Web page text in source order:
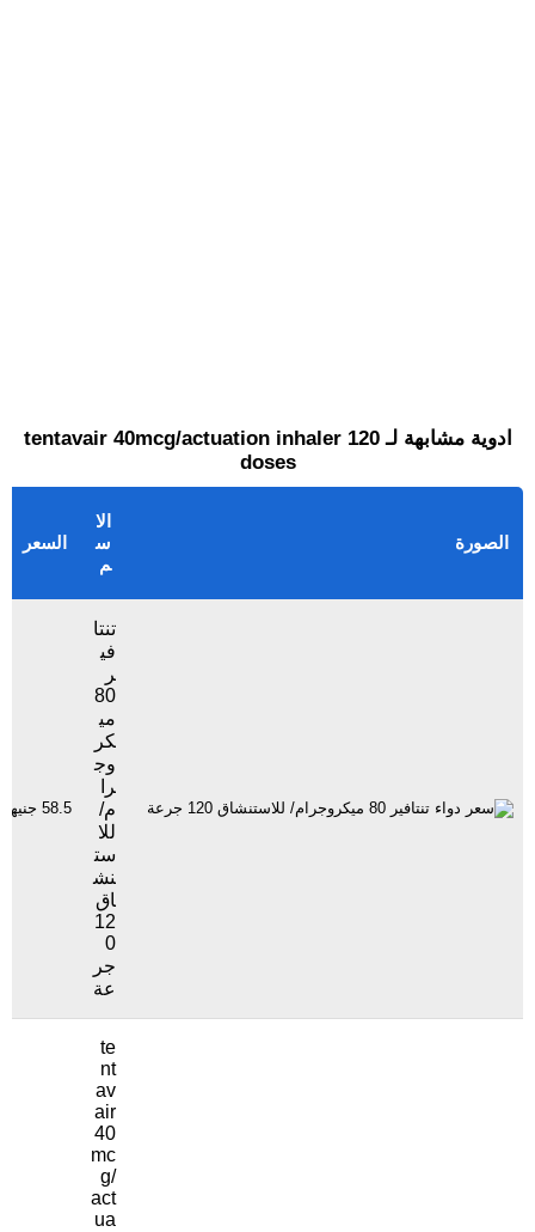
ادوية مشابهة لـ tentavair 40mcg/actuation inhaler 120
doses
الصورة
الا
س
م
السعر
تنتا
في
ر
80
مي
كر
وج
را
م/
للا
ست
نش
اق
12
0
جر
عة
58.5 جنيهاً
te
nt
av
air
40
mc
g/
act
ua